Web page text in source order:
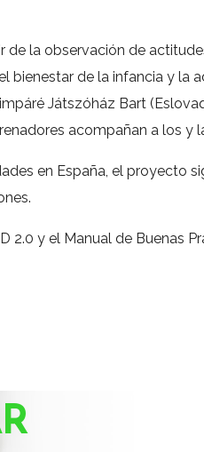
de la observación de
de la infancia y la
Játszóház Bart
acompañan a los y
en España, el proyecto
2.0 y el Manual de Buenas